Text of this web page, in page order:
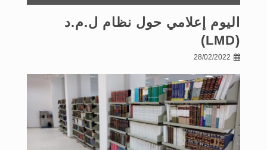
اليوم إعلامي حول نظام ل.م.د
(LMD)
28/02/2022